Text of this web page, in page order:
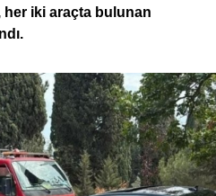
her iki araçta bulunan